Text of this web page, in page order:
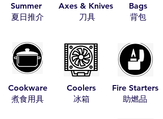
Summer
​夏日推介
Axes & Knives
​刀具
Bags
​背包
Cookware
​煮食用具
Coolers
​冰箱
Fire Starters
​助燃品